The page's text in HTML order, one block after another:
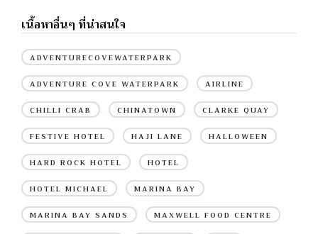
เนื้อหาอื่นๆ ที่น่าสนใจ
ADVENTURECOVEWATERPARK
ADVENTURE COVE WATERPARK AIRLINE
CHILLI CRAB CHINATOWN CLARKE QUAY
FESTIVE HOTEL HAJI LANE HALLOWEEN
HARD ROCK HOTEL HOTEL
HOTEL MICHAEL MARINA BAY
MARINA BAY SANDS MAXWELL FOOD CENTRE